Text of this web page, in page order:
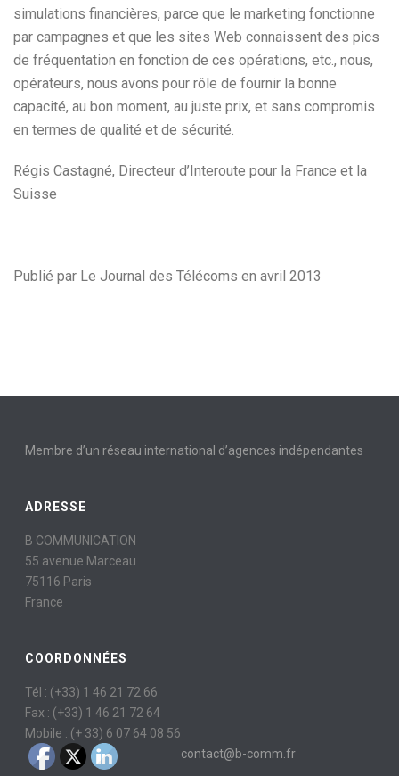
simulations financières, parce que le marketing fonctionne
par campagnes et que les sites Web connaissent des pics
de fréquentation en fonction de ces opérations, etc., nous,
opérateurs, nous avons pour rôle de fournir la bonne
capacité, au bon moment, au juste prix, et sans compromis
en termes de qualité et de sécurité.
Régis Castagné, Directeur d’Interoute pour la France et la
Suisse
Publié par Le Journal des Télécoms en avril 2013
Membre d’un réseau international d’agences indépendantes
ADRESSE
B COMMUNICATION
55 avenue Marceau
75116 Paris
France
COORDONNÉES
Tél : (+33) 1 46 21 72 66
Fax : (+33) 1 46 21 72 64
Mobile : (+ 33) 6 07 64 08 56
contact@b-comm.fr